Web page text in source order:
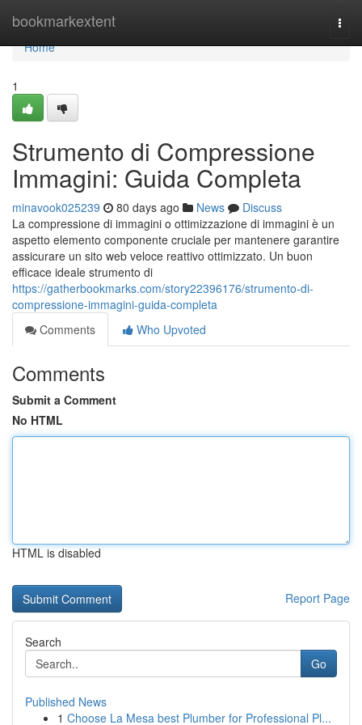
bookmarkextent
Home
Home
1
Strumento di Compressione
Immagini: Guida Completa
minavook025239 80 days ago News
Discuss
La compressione di immagini o ottimizzazione di immagini è un
aspetto elemento componente cruciale per mantenere garantire
assicurare un sito web veloce reattivo ottimizzato. Un buon
efficace ideale strumento di
https://gatherbookmarks.com/story22396176/strumento-di-
compressione-immagini-guida-completa
Comments
Who Upvoted
Comments
Submit a Comment
No HTML
HTML is disabled
Report Page
Search
Go
Published News
1 Choose La Mesa best Plumber for Professional Pl...